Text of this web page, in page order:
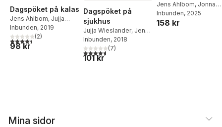
Dagspöket på kalas
Jens Ahlbom, Jujja
Wieslander
Inbunden, 2019
4,5utav 5 stjärnor. Totalt antal röster:
(2)
98 kr
Dagspöket på
sjukhus
Jujja Wieslander, Jens
Ahlbom
Inbunden, 2018
4,6utav 5 stjärnor. Totalt antal röster:
(7)
101 kr
Jens Ahlbom, Jonna
Björnstjerna,Clara
Dackenberg
Inbunden, 2025
158 kr
Mina sidor